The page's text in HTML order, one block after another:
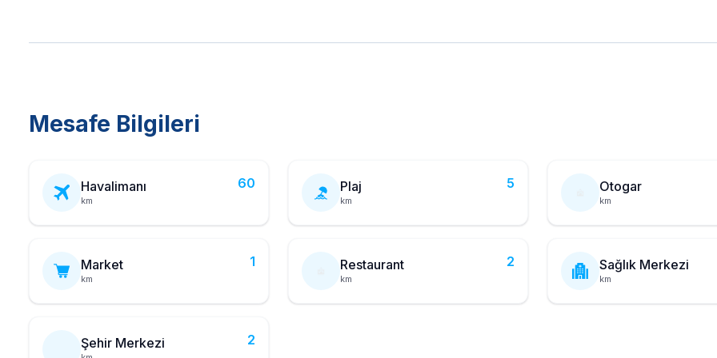
Mesafe Bilgileri
Havalimanı
km
60 Plaj
km
5 Otogar
km
Market
km
1 Restaurant
km
2 Sağlık Merkezi
km
Şehir Merkezi 2